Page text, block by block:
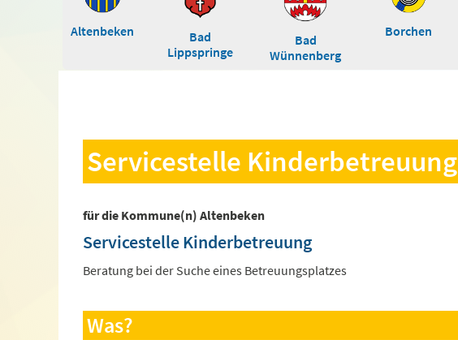
Altenbeken
Bad
Lippspringe
Bad
Wünnenberg
Borchen
Servicestelle Kinderbetreuung
für die Kommune(n) Altenbeken
Servicestelle Kinderbetreuung
Beratung bei der Suche eines Betreuungsplatzes
Was?